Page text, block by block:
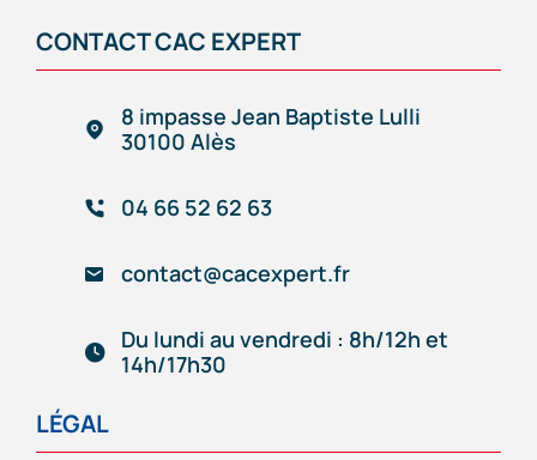
Outils de gestion connectés
Accompagnement d’entrepreneur
CONTACT CAC EXPERT
8 impasse Jean Baptiste Lulli
30100 Alès
04 66 52 62 63
contact@cacexpert.fr
Du lundi au vendredi : 8h/12h et
14h/17h30
LÉGAL